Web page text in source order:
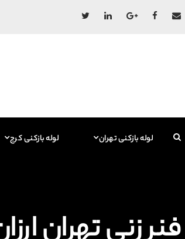
لوله بازکنی کرج لوله بازکنی تهران